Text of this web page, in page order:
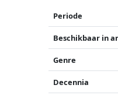
Periode
Beschikbaar in
Genre
Decennia